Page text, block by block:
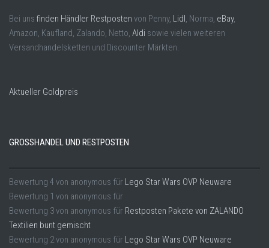
Bei uns finden Händler Restposten von Penny, Lidl , Norma, eBay,
Amazon, Kaufland, Zalando, Netto, Aldi sowie vielen weiteren
Versandhandelsketten und Discounter Märkten.
Aktueller Goldpreis
GROSSHANDEL UND RESTPOSTEN
Bewertung 4 von anonymous für Lego Star Wars OVP Neuware
Bewertung 1 von anonymous für
Bewertung 3von anonymous für Restposten Pakete von ZALANDO
Textilien bunt gemischt
Bewertung 2von anonymous für Lego Star Wars OVP Neuware